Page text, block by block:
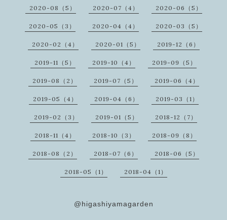
2020-08（5） 2020-07（4） 2020-06（5）
2020-05（3） 2020-04（4） 2020-03（5）
2020-02（4） 2020-01（5） 2019-12（6）
2019-11（5） 2019-10（4） 2019-09（5）
2019-08（2） 2019-07（5） 2019-06（4）
2019-05（4） 2019-04（6） 2019-03（1）
2019-02（3） 2019-01（5） 2018-12（7）
2018-11（4） 2018-10（3） 2018-09（8）
2018-08（2） 2018-07（6） 2018-06（5）
2018-05（1） 2018-04（1）
@higashiyamagarden